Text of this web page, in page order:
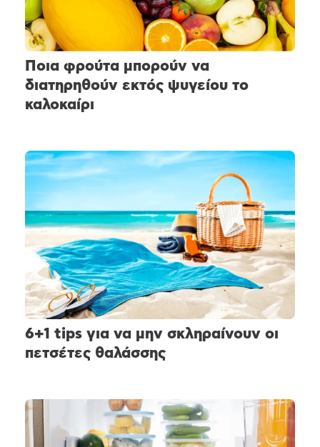
Ποια φρούτα μπορούν να
διατηρηθούν εκτός ψυγείου το
καλοκαίρι
6+1 tips για να μην σκληραίνουν οι
πετσέτες θαλάσσης